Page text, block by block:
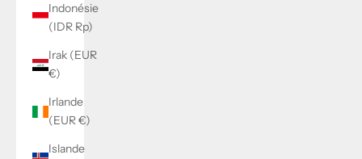
Indonésie
(IDR Rp)
Irak (EUR
€)
Irlande
(EUR €)
Islande